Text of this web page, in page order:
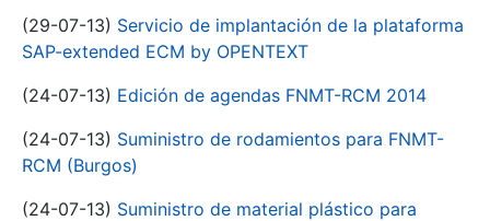
(29-07-13) Servicio de implantación de la plataforma
SAP-extended ECM by OPENTEXT
(24-07-13) Edición de agendas FNMT-RCM 2014
(24-07-13) Suministro de rodamientos para FNMT-
RCM (Burgos)
(24-07-13) Suministro de material plástico para